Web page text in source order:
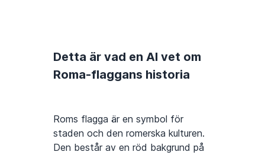
Detta är vad en AI vet om
Roma-flaggans historia
Roms flagga är en symbol för
staden och den romerska kulturen.
Den består av en röd bakgrund på